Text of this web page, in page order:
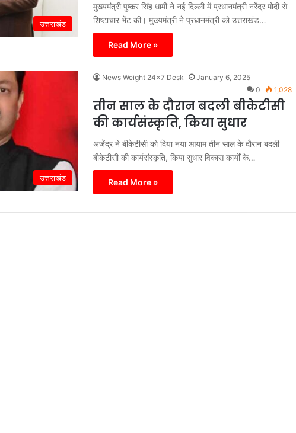
उत्तराखंड
मुख्यमंत्री पुष्कर सिंह धामी ने नई दिल्ली में प्रधानमंत्री नरेंद्र मोदी से
शिष्टाचार भेंट की। मुख्यमंत्री ने प्रधानमंत्री को उत्तराखंड…
Read More »
उत्तराखंड
News Weight 24x7 Desk
January 6, 2025
0
1,028
तीन साल के दौरान बदली बीकेटीसी
की कार्यसंस्कृति, किया सुधार
अजेंद्र ने बीकेटीसी को दिया नया आयाम तीन साल के दौरान बदली
बीकेटीसी की कार्यसंस्कृति, किया सुधार विकास कार्यों के…
Read More »